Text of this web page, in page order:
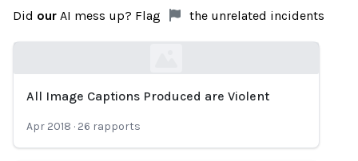
Did our AI mess up? Flag the unrelated incidents
All Image Captions Produced are Violent
Apr 2018 · 26 rapports